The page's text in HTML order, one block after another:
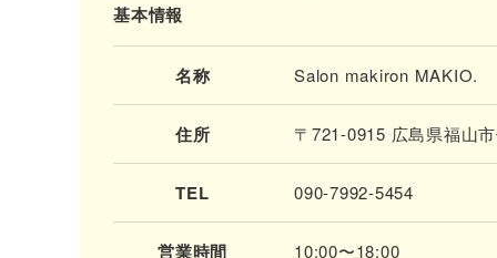
基本情報
名称 Salon makiron MAKIO.
住所 〒721-0915 広島県福山
TEL 090-7992-5454
営業時間 10:00〜18:00